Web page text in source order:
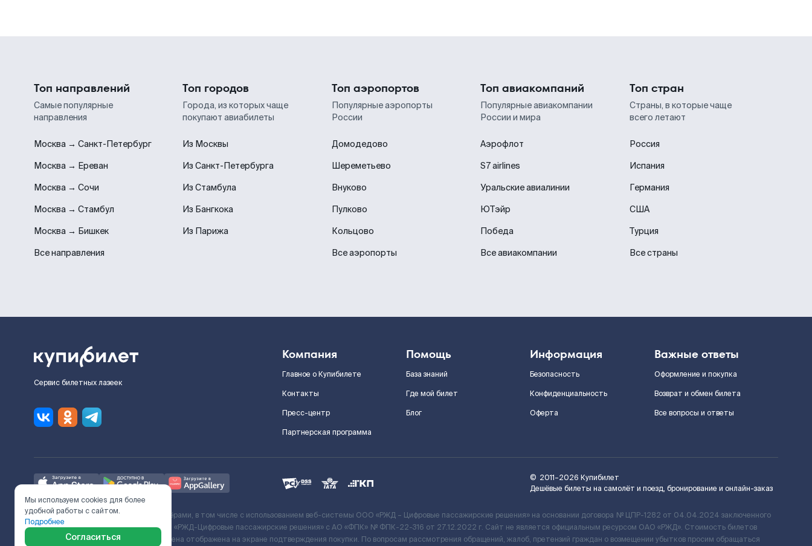
Топ направлений
Самые популярные
направления
Москва → Санкт-Петербург
Москва → Ереван
Москва → Сочи
Москва → Стамбул
Москва → Бишкек
Все направления
Топ городов
Города, из которых чаще
покупают авиабилеты
Из Москвы
Из Санкт-Петербурга
Из Стамбула
Из Бангкока
Из Парижа
Топ аэропортов
Популярные аэропорты
России
Домодедово
Шереметьево
Внуково
Пулково
Кольцово
Все аэропорты
Топ авиакомпаний
Популярные авиакомпании
России и мира
Аэрофлот
S7 airlines
Уральские авиалинии
ЮТэйр
Победа
Все авиакомпании
Топ стран
Страны, в которые чаще
всего летают
Россия
Испания
Германия
США
Турция
Все страны
Сервис билетных лазеек
Компания
Главное о Купибилете
Контакты
Пресс-центр
Партнерская программа
Помощь
База знаний
Где мой билет
Блог
Информация
Безопасность
Конфиденциальность
Оферта
Важные ответы
Оформление и покупка
Возврат и обмен билета
Все вопросы и ответы
© 2011–2026 Купибилет
Дешёвые билеты на самолёт и поезд, бронирование и онлайн-заказ
Ж/Д билеты предоставляются партнёрами, в том числе с использованием веб-системы ООО «РЖД – Цифровые пассажирские решения» на основании договора № ЦПР-1282 от 04.04.2024 заключенного
с Поставщиком услуг и Договора ООО «РЖД-Цифровые пассажирские решения» c АО «ФПК» № ФПК-22-316 от 27.12.2022 г. Сайт не является официальным ресурсом ОАО «РЖД». Стоимость билетов
включает сервисный сбор. Итоговая цена отображена на экране подтверждения покупки. По вопросам рассмотрения обращений, жалоб, претензий граждан о возмещении убытков просим обращаться
Мы используем cookies для более
удобной работы с сайтом.
Подробнее
Согласиться